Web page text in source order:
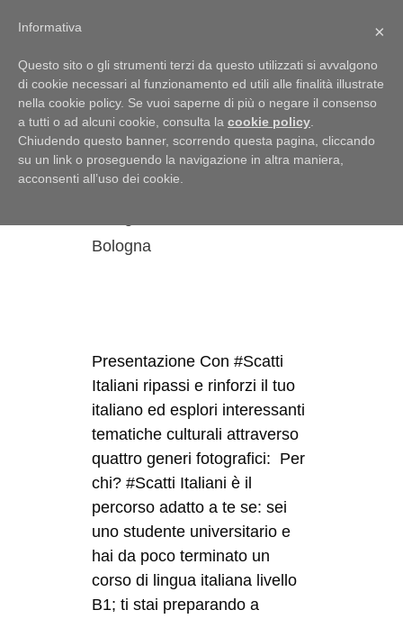
Menu
presentazione
#Scatti Italiani
Bologna
Presentazione Con #Scatti
Italiani ripassi e rinforzi il tuo
italiano ed esplori interessanti
tematiche culturali attraverso
quattro generi fotografici: Per
chi? #Scatti Italiani è il
percorso adatto a te se: sei
uno studente universitario e
hai da poco terminato un
corso di lingua italiana livello
B1; ti stai preparando a
×
Informativa
Questo sito o gli strumenti terzi da questo utilizzati si avvalgono
di cookie necessari al funzionamento ed utili alle finalità illustrate
nella cookie policy. Se vuoi saperne di più o negare il consenso
a tutti o ad alcuni cookie, consulta la cookie policy
Chiudendo questo banner, scorrendo questa pagina, cliccando
su un link o proseguendo la navigazione in altra maniera,
acconsenti all’uso dei cookie.